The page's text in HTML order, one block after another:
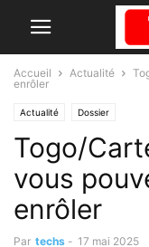
Accueil Actualité
enrôler
Actualité Dossier
Togo/
vous
enrôler
Par techs - 17 mai 2025